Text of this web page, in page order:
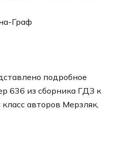
Граф
подробное
636 из сборника ГДЗ к
авторов Мерзляк,